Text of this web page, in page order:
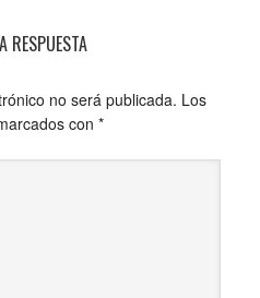
RESPUESTA
no será publicada. Los
con *